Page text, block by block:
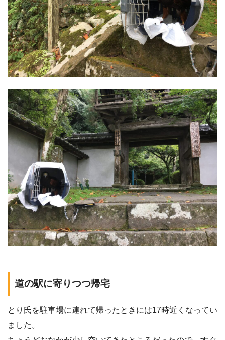
道の駅に寄りつつ帰宅
とり氏を駐車場に連れて帰ったときには17時近くなってい
ました。